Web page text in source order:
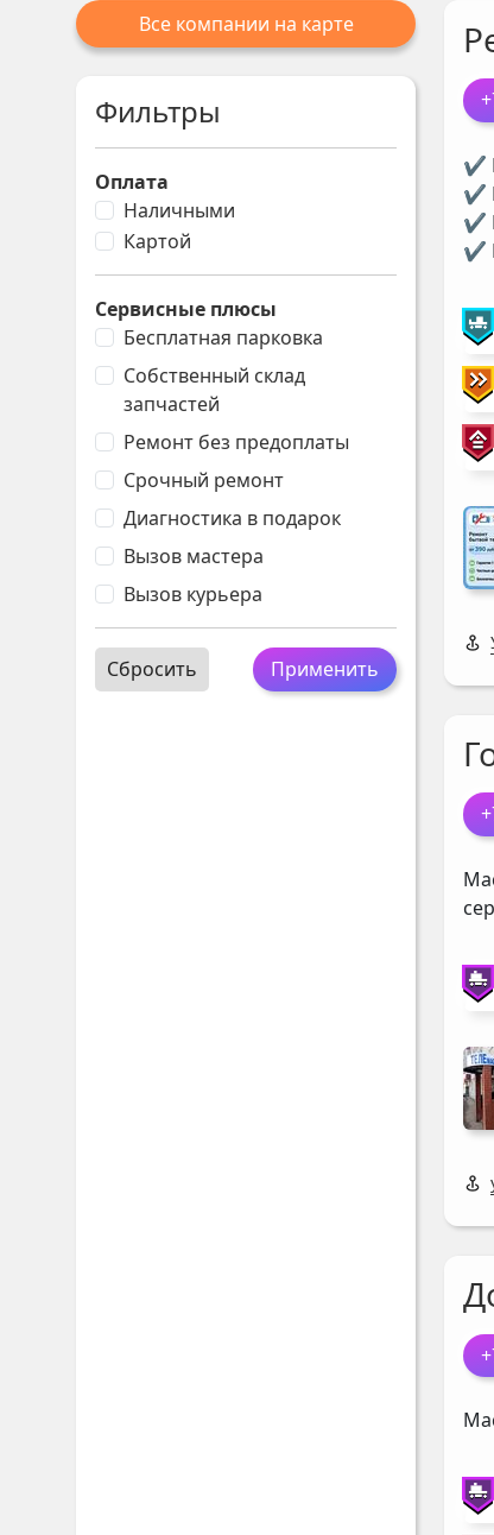
Все компании на карте
Фильтры
Оплата
Наличными
Картой
Сервисные плюсы
Бесплатная парковка
Собственный склад
запчастей
Ремонт без предоплаты
Срочный ремонт
Диагностика в подарок
Вызов мастера
Вызов курьера
Применить
Сбросить
✔
✔
✔
✔